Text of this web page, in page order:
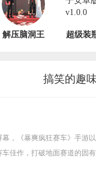
解压脑洞王
超级装
搞笑的趣
，《暴爽疯狂赛车》手游
佳作，打破地面赛道的固